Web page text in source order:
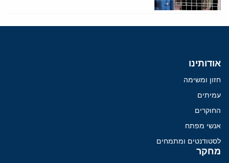
אודותינו
חזון ומשימה
עמיתים
החוקרים
אנשי מפתח
לסטודנטים ומתמחים
מחקר